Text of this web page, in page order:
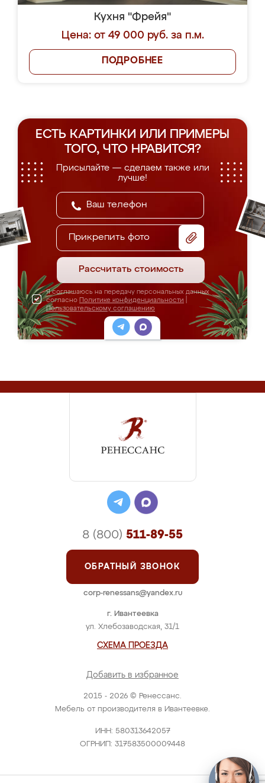
Кухня "Фрейя"
Цена: от 49 000 руб. за п.м.
ПОДРОБНЕЕ
ЕСТЬ КАРТИНКИ ИЛИ ПРИМЕРЫ
ТОГО, ЧТО НРАВИТСЯ?
Присылайте — сделаем также или
лучше!
Прикрепить фото
Рассчитать стоимость
Я соглашаюсь на передачу персональных данных
согласно Политике конфиденциальности
Пользовательскому соглашению
2015 - 2026 © Ренессанс.
Мебель от производителя в Ивантеевке.
ИНН: 580313642057
ОГРНИП: 317583500009448
г. Ивантеевка
ул. Хлебозаводская, 31/1
СХЕМА ПРОЕЗДА
Добавить в избранное
8 (800) 511-89-55
ОБРАТНЫЙ ЗВОНОК
corp-renessans@yandex.ru